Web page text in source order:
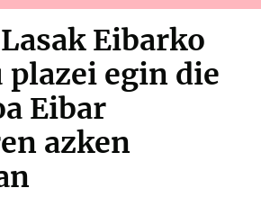
Eibarko
egin die
Eibar
azken